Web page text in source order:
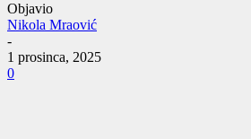
Objavio
Nikola Mraović
-
1 prosinca, 2025
0